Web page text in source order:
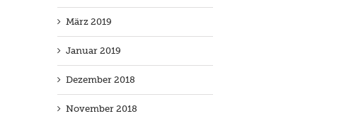
März 2019
Januar 2019
Dezember 2018
November 2018